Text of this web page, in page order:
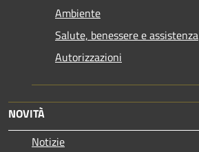
Ambiente
Salute, benessere e assistenza
Autorizzazioni
NOVITÀ
Notizie